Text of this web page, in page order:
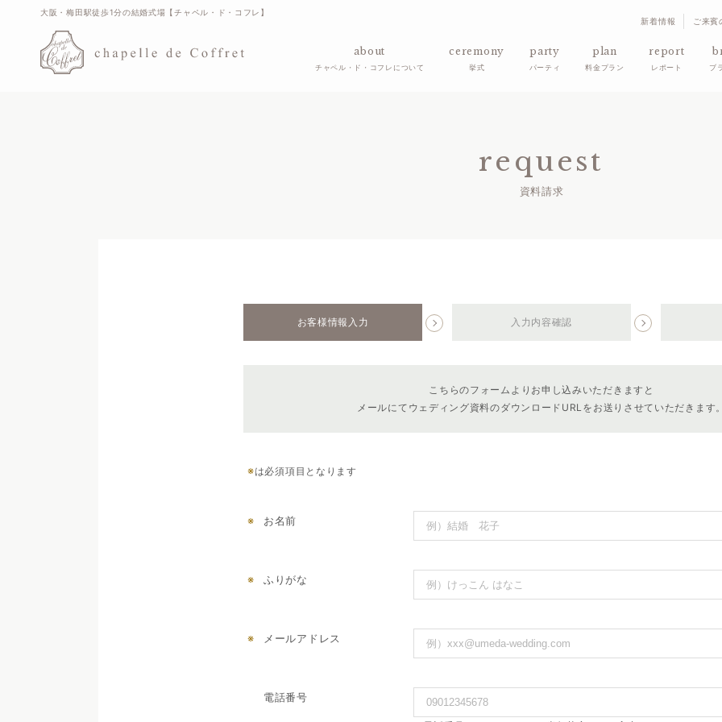
大阪・梅田駅徒歩1分の結婚式場【チャペル・ド・コフレ】
新着情報
ご来賓
about
チャペル・ド・コフレについて
ceremony
挙式
party
パーティ
plan
料金プラン
report
レポート ブ
request
資料請求
お客様情報入力 入力内容確認
こちらのフォームよりお申し込みいただきますと
メールにてウェディング資料のダウンロードURLを お送りさせていただきます
※は必須項目となります
お名前
※
ふりがな
※
メールアドレス
※
電話番号